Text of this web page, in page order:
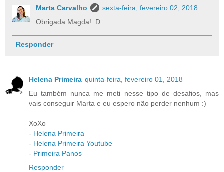
Marta Carvalho
sexta-feira, fevereiro 02, 2018
Obrigada Magda! :D
Responder
Helena Primeira quinta-feira, fevereiro 01, 2018
Eu também nunca me meti nesse tipo de desafios, mas
vais conseguir Marta e eu espero não perder nenhum :)
XoXo
- Helena Primeira
- Helena Primeira Youtube
- Primeira Panos
Responder